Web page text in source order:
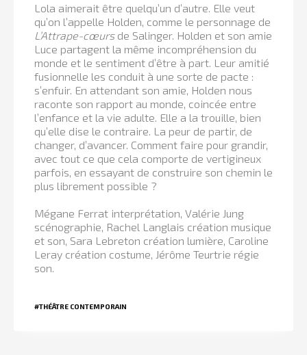
Lola aimerait être quelqu’un d’autre. Elle veut
qu’on l’appelle Holden, comme le personnage de
L’Attrape-cœursde Salinger. Holden et son amie
Luce partagent la même incompréhension du
monde et le sentiment d’être à part. Leur amitié
fusionnelle les conduit à une sorte de pacte :
s’enfuir. En attendant son amie, Holden nous
raconte son rapport au monde, coincée entre
l’enfance et la vie adulte. Elle a la trouille, bien
qu’elle dise le contraire. La peur de partir, de
changer, d’avancer. Comment faire pour grandir,
avec tout ce que cela comporte de vertigineux
parfois, en essayant de construire son chemin le
plus librement possible ?
Mégane Ferrat interprétation, Valérie Jung
scénographie, Rachel Langlais création musique
et son, Sara Lebreton création lumière, Caroline
Leray création costume, Jérôme Teurtrie régie
son.
#THÉÂTRE CONTEMPORAIN